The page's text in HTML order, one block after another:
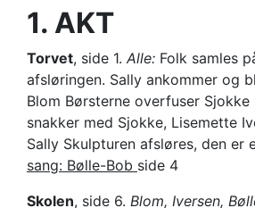
1. AKT
Torvet, side 1. Alle: Folk samles
afslørin­gen. Sally ankommer og
Blom Børsterne overfuser Sjokke
snakker med Sjokke, Lisemette
Sally Skulpturen afsløres, den er
sang: Bølle-Bob side 4
Skolen, side 6. Blom, Iversen,